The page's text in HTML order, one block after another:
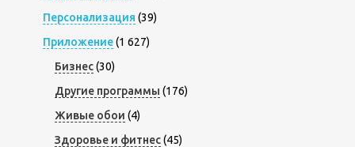
Персонализация (39)
Приложение(1 627)
Бизнес(30)
Другие программы (176)
Живые обои (4)
Здоровье и фитнес(45)